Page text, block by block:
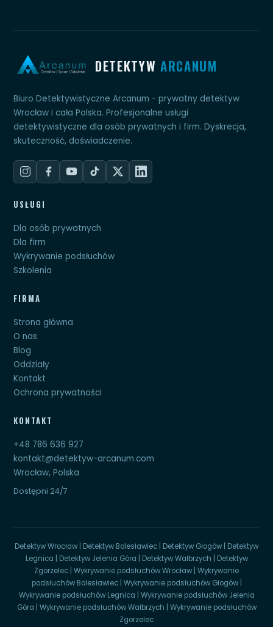
DETEKTYW ARCANUM
Biuro Detektywistyczne Arcanum - prywatny detektyw
Wrocław i cała Polska. Profesjonalne usługi
detektywistyczne dla osób prywatnych i firm. Dyskrecja,
skuteczność, doświadczenie.
USŁUGI
Dla osób prywatnych
Dla firm
Wykrywanie podsłuchów
Szkolenia
FIRMA
Strona główna
O nas
Blog
Oddziały
Kontakt
Ochrona prywatności
KONTAKT
+48 786 636 927
kontakt@detektyw-arcanum.com
Wrocław, Polska
Dostępni 24/7
Detektyw Wrocław Detektyw Bolesławiec Detektyw Głogów
Detektyw
Legnica
Detektyw Jelenia Góra Detektyw Wałbrzych
Detektyw
Zgorzelec Wykrywanie podsłuchów Wrocław Wykrywanie
podsłuchów Bolesławiec| Wykrywanie podsłuchów Głogów|
Wykrywanie podsłuchów Legnica
Wykrywanie podsłuchów Jelenia
Góra
Wykrywanie podsłuchów Wałbrzych
Wykrywanie podsłuchów
Zgorzelec